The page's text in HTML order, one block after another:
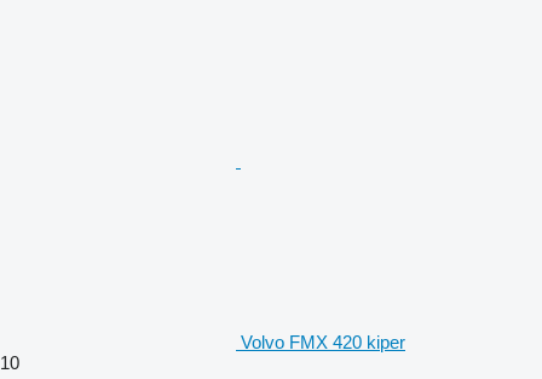
Volvo FMX 420 kiper
10